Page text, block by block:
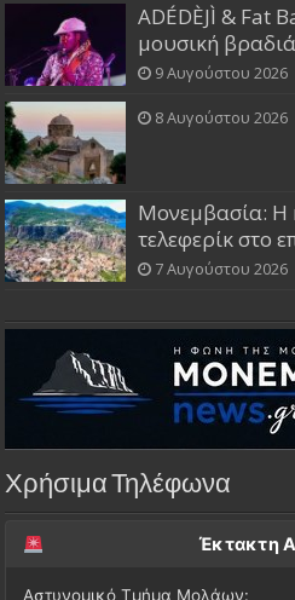
ADÉDÈJÌ & Fat
μουσική
9 Αυγούστου 2026
8 Αυγούστου 2026
Μονεμβασία: Η
τελεφερίκ στο
7 Αυγούστου 2026
Χρήσιμα Τηλέφωνα
Έκτακτη
Αστυνομικό Τμήμα Μολάων: